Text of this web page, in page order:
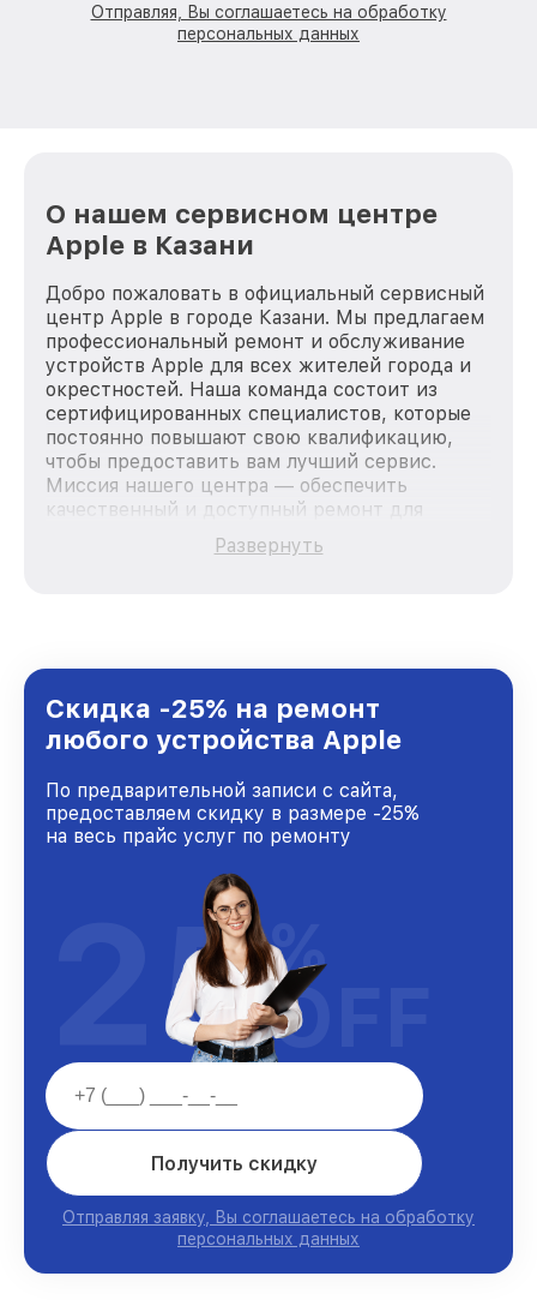
Отправляя, Вы соглашаетесь на обработку
персональных данных
О нашем сервисном центре
Apple в Казани
Добро пожаловать в официальный сервисный
центр Apple в городе Казани. Мы предлагаем
профессиональный ремонт и обслуживание
устройств Apple для всех жителей города и
окрестностей. Наша команда состоит из
сертифицированных специалистов, которые
постоянно повышают свою квалификацию,
чтобы предоставить вам лучший сервис.
Миссия нашего центра — обеспечить
качественный и доступный ремонт для
каждого пользователя продукции Apple, вне
зависимости от сложности поломки. Мы
и лояльности наших клиентов.
Развернуть
Скидка -25% на ремонт
любого устройства Apple
По предварительной записи с сайта,
предоставляем скидку в размере -25%
на весь прайс услуг по ремонту
Получить скидку
Отправляя заявку, Вы соглашаетесь на обработку
персональных данных
25%
OFF